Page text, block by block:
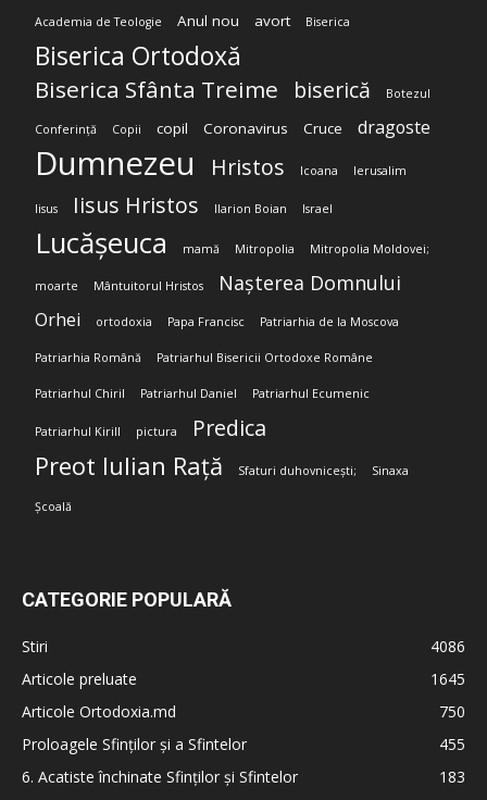
Academia de Teologie Anul nou avort Biserica
Biserica Ortodoxă
Biserica Sfânta Treime biserică Botezul
Conferință Copii copil Coronavirus Cruce dragoste
Dumnezeu Hristos Icoana Ierusalim
Iisus Iisus Hristos Ilarion Boian Israel
Lucășeuca mamă Mitropolia Mitropolia Moldovei;
moarte Mântuitorul Hristos Nașterea Domnului
Orhei ortodoxia Papa Francisc Patriarhia de la Moscova
Patriarhia Română Patriarhul Bisericii Ortodoxe Române
Patriarhul Chiril Patriarhul Daniel Patriarhul Ecumenic
Patriarhul Kirill pictura Predica
Preot Iulian Rață Sfaturi duhovnicești; Sinaxa
Școală
CATEGORIE POPULARĂ
Stiri
4086
Articole preluate
1645
Articole Ortodoxia.md
750
Proloagele Sfinților și a Sfintelor
455
6. Acatiste închinate Sfinților și Sfintelor
183